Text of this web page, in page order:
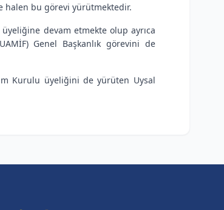
halen bu görevi yürütmektedir.
devam etmekte olup ayrıca
Genel Başkanlık görevini de
Kurulu üyeliğini de yürüten Uysal